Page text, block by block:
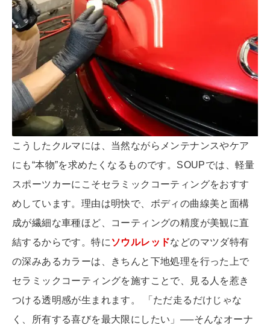
こうしたクルマには、当然ながらメンテナンスやケア
にも“本物”を求めたくなるものです。SOUPでは、軽量
スポーツカーにこそセラミックコーティングをおすす
めしています。理由は明快で、ボディの曲線美と面構
成が繊細な車種ほど、コーティングの精度が美観に直
結するからです。特に ソウルレッドなどのマツダ特有
の深みあるカラーは、きちんと下地処理を行った上で
セラミックコーティングを施すことで、見る人を惹き
つける透明感が生まれます。 「ただ走るだけじゃな
く、所有する喜びを最大限にしたい」──そんなオーナ